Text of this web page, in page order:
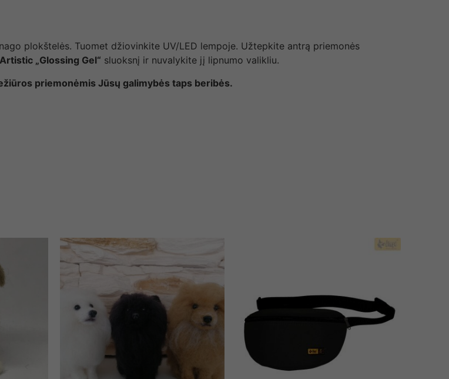
plokštelės. Tuomet džiovinkite UV/LED lempoje. Užtepkite antrą priemonės
Artistic „Glossing Gel“ sluoksnį ir nuvalykite jį lipnumo valikliu.
priemonėmis Jūsų galimybės taps beribės.